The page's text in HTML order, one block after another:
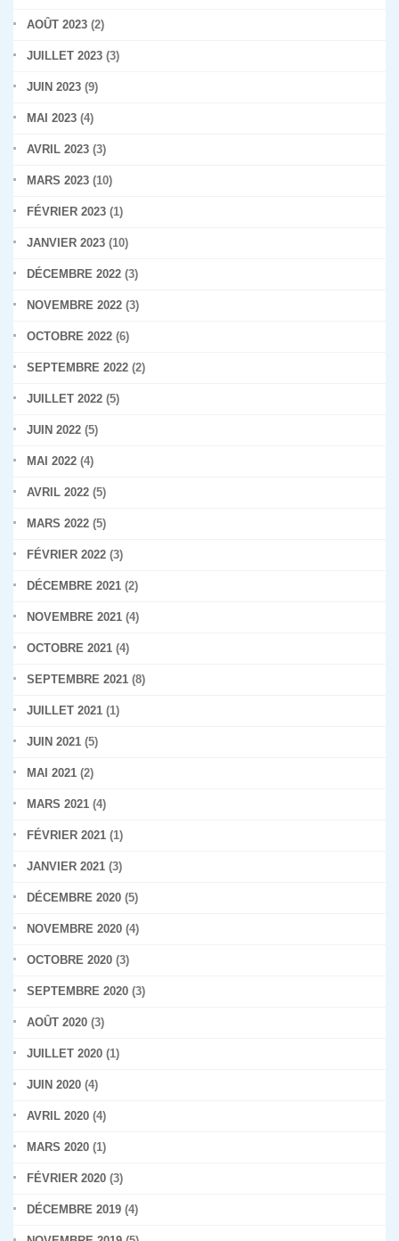
AOÛT 2023 (2)
JUILLET 2023 (3)
JUIN 2023 (9)
MAI 2023 (4)
AVRIL 2023 (3)
MARS 2023 (10)
FÉVRIER 2023 (1)
JANVIER 2023 (10)
DÉCEMBRE 2022 (3)
NOVEMBRE 2022 (3)
OCTOBRE 2022 (6)
SEPTEMBRE 2022 (2)
JUILLET 2022 (5)
JUIN 2022 (5)
MAI 2022 (4)
AVRIL 2022 (5)
MARS 2022 (5)
FÉVRIER 2022 (3)
DÉCEMBRE 2021 (2)
NOVEMBRE 2021 (4)
OCTOBRE 2021 (4)
SEPTEMBRE 2021 (8)
JUILLET 2021 (1)
JUIN 2021 (5)
MAI 2021 (2)
MARS 2021 (4)
FÉVRIER 2021 (1)
JANVIER 2021 (3)
DÉCEMBRE 2020 (5)
NOVEMBRE 2020 (4)
OCTOBRE 2020 (3)
SEPTEMBRE 2020 (3)
AOÛT 2020 (3)
JUILLET 2020 (1)
JUIN 2020 (4)
AVRIL 2020 (4)
MARS 2020 (1)
FÉVRIER 2020 (3)
DÉCEMBRE 2019 (4)